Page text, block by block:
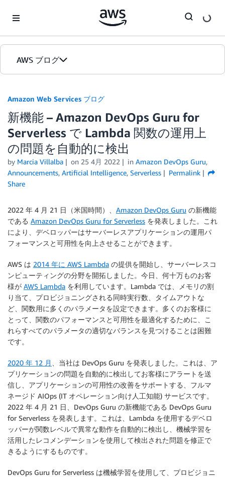
AWS ブログ
カテゴリ
エディション
Amazon Web Services ブログ
新機能 – Amazon DevOps Guru for
Serverless で Lambda 関数の運用上
の問題を自動的に検出
by Marcia Villalba on 25 4月 2022 in Amazon DevOps Guru,
Announcements, Artificial Intelligence, Serverless
Permalink
Share
2022 年 4 月 21 日（米国時間）、 Amazon DevOps Guru の新機能
である Amazon DevOps Guru for Serverless を発表しました。これ
により、デベロッパーはサーバーレスアプリケーションの運用パ
フォーマンスと可用性を向上させることができます。
AWS は 2014 年に AWS Lambda の提供を開始し、サーバーレスコ
ンピューティングの分野を開拓しました。今日、何十万ものお客
様が AWS Lambda を利用しています。Lambda では、メモリの割
り当て、プロビジョニングされる同時実行数、タイムアウトな
ど、関数用に多くのパラメータを設定できます。多くのお客様に
とって、関数のパフォーマンスと可用性を最適化するために、こ
れらすべてのパラメータの適切なバランスを見つけることは困難
です。
2020 年 12 月
、当社は DevOps Guru を発表しました。これは、ア
プリケーションの問題を自動的に検出してお客様にアラートを送
信し、アプリケーションの可用性の改善をサポートする、フルマ
ネージド AIOps (IT オペレーション向け人工知能) サービスです。
2022 年 4 月 21 日、DevOps Guru の新機能である DevOps Guru
for Serverless を発表します。これは、Lambda を使用するデベロ
ッパーが関数レベルで異常な動作を自動的に検出し、機械学習を
活用したレコメンデーションを使用して検出された問題を修正で
きるようにするものです。
DevOps Guru for Serverless は機械学習を使用して、プロビジョニ